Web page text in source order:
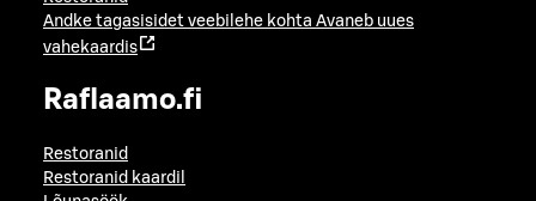
Andke tagasisidet veebilehe kohta Avaneb uues
vahekaardis
Raflaamo.fi
Restoranid
Restoranid kaardil